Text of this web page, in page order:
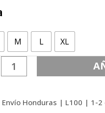
M L XL
Envío Honduras | L100 | 1-2